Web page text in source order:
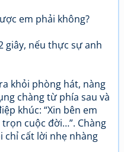
em phải không?
giây, nếu thực sự anh
khỏi phòng hát, nàng
chàng từ phía sau và
khúc: “Xin bên em
cuộc đời…”. Chàng
chỉ cất lời nhẹ nhàng